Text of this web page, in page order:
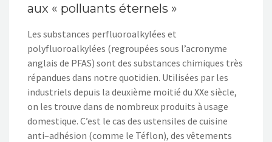
aux « polluants éternels »
Les substances perfluoroalkylées et
polyfluoroalkylées (regroupées sous l’acronyme
anglais de PFAS) sont des substances chimiques très
répandues dans notre quotidien. Utilisées par les
industriels depuis la deuxième moitié du XXe siècle,
on les trouve dans de nombreux produits à usage
domestique. C’est le cas des ustensiles de cuisine
anti–adhésion (comme le Téflon), des vêtements